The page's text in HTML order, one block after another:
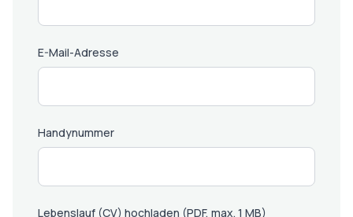
E-Mail-Adresse
Handynummer
Lebenslauf (CV) hochladen (PDF, max. 1 MB)